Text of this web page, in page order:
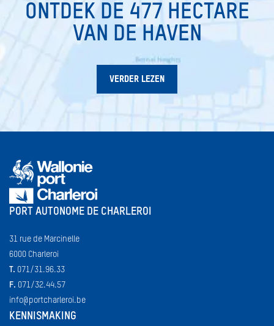
ONTDEK DE 477 HECTARE
VAN DE HAVEN
VERDER LEZEN
PORT AUTONOME DE CHARLEROI
31 rue de Marcinelle
6000 Charleroi
T. 071/31.96.33
F. 071/32.44.57
info@portcharleroi.be
KENNISMAKING